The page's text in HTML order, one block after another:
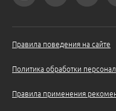
Правила поведения на сайте
Политика обработки
Правила применения